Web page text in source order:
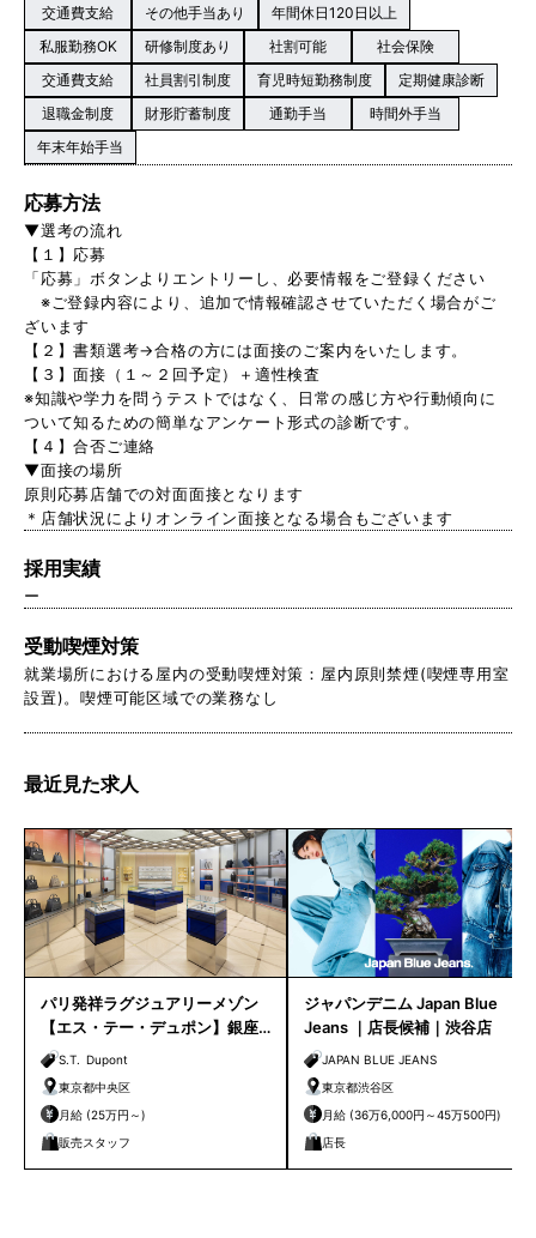
交通費支給 その他手当あり
年間休日120日以上
私服勤務OK
研修制度あり 社割可能
社会保険
交通費支給
社員割引制度 育児時短勤務制度
定期健康診断
退職金制度
財形貯蓄制度 通勤手当
時間外手当
年末年始手当
応募方法
▼選考の流れ
【１】応募
「応募」ボタンよりエントリーし、必要情報をご登録ください
※ご登録内容により、追加で情報確認させていただく場合がご
ざいます
【２】書類選考→合格の方には面接のご案内をいたします。
【３】面接（１～２回予定）＋適性検査
※知識や学力を問うテストではなく、日常の感じ方や行動傾向に
ついて知るための簡単なアンケート形式の診断です。
【４】合否ご連絡
▼面接の場所
原則応募店舗での対面面接となります
＊店舗状況によりオンライン面接となる場合もございます
採用実績
ー
受動喫煙対策
就業場所における屋内の受動喫煙対策：屋内原則禁煙(喫煙専用室
設置)。喫煙可能区域での業務なし
最近見た求人
パリ発祥ラグジュアリーメゾン
【エス・テー・デュポン】銀座
路面店 販売スタッフ募集｜
S.T. Dupont
東京都中央区
月給 (25万円～)
販売スタッフ
ジャパンデニム Japan Blue
Jeans ｜店長候補｜渋谷店
JAPAN BLUE JEANS
東京都渋谷区
月給 (36万6,000円～45万500円)
店長